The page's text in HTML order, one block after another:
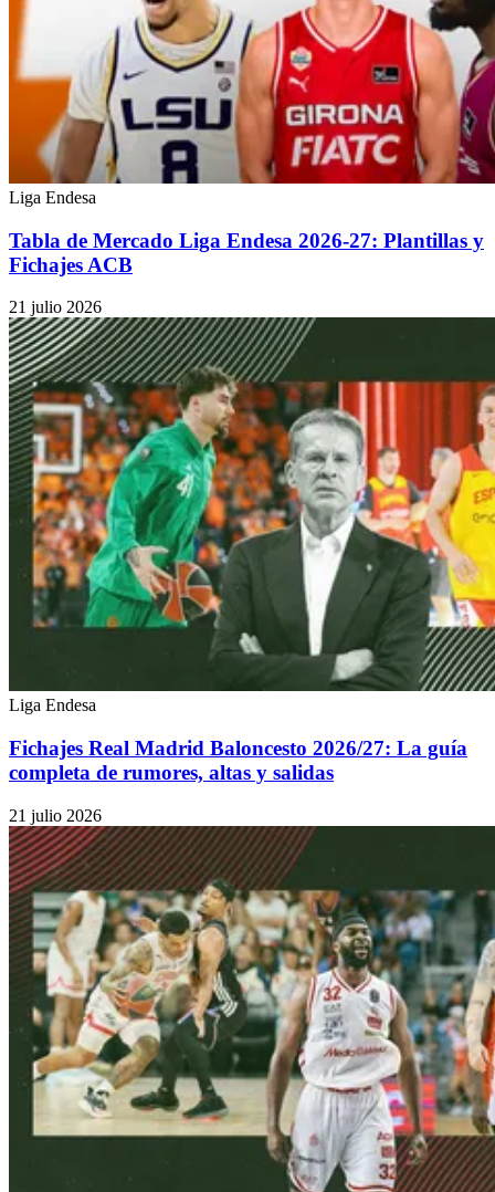
Liga Endesa
Tabla de Mercado Liga Endesa 2026-27: Plantillas y
Fichajes ACB
21 julio 2026
Liga Endesa
Fichajes Real Madrid Baloncesto 2026/27: La guía
completa de rumores, altas y salidas
21 julio 2026